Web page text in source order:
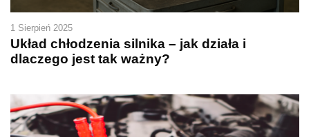
1 Sierpień 2025
Układ chłodzenia silnika – jak działa i
dlaczego jest tak ważny?